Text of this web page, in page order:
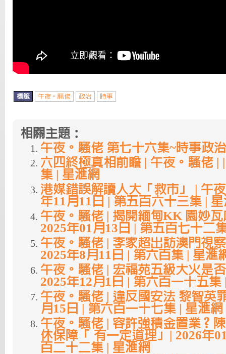
標籤 午夜。騷佬 政治 時事
相關主題：
午夜。騷佬 第七十六集~時事政
六四終極真相前瞻 | 午夜。騷佬 |
集 | 星滙網
港媒錯誤解讀人大「救市」 | 午
年11月11日 | 第五百六十三集 |
午夜。騷佬 | 揭開緬甸KK 園妙
2025年01月13日 | 第五百七十二
午夜。騷佬 | 李家超出訪澳門視
2025年8月11日 | 第六百集 | 星滙
午夜。騷佬 | 宏福苑五級大火是
2025年12月1日 | 第六百一十五集
午夜。騷佬 | 違反國安法 黎智英
月15日 | 第六百一十七集 | 星滙網
午夜。騷佬 | 容許強積金置業？
休保障「 有一定道理」| 2026年
百二十二集 | 星滙網